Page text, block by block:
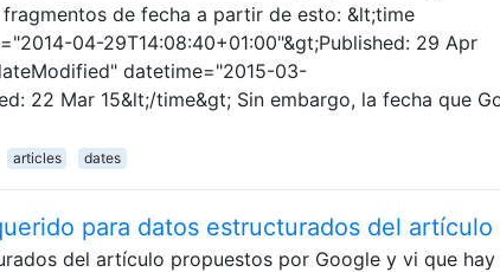
de fecha a partir de esto: &lt;time
04-29T14:08:40+01:00"&gt;Published: 29 Apr
datetime="2015-03-
22 Mar 15&lt;/time&gt; Sin embargo, la fecha que
articles dates
para datos estructurados del artículo
del artículo propuestos por Google y vi que hay